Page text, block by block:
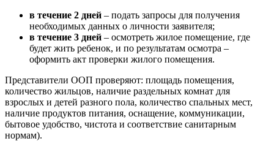
в течение 2 дней – подать запросы для получения
необходимых данных о личности заявителя;
в течение 3 дней – осмотреть жилое помещение, где
будет жить ребенок, и по результатам осмотра –
оформить акт проверки жилого помещения.
Представители ООП проверяют: площадь помещения,
количество жильцов, наличие раздельных комнат для
взрослых и детей разного пола, количество спальных мест,
наличие продуктов питания, оснащение, коммуникации,
бытовое удобство, чистота и соответствие санитарным
нормам).